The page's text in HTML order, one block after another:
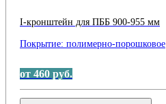
I-кронштейн для ПББ 900-955 мм
Покрытие: полимерно-порошковое
от 460 руб.